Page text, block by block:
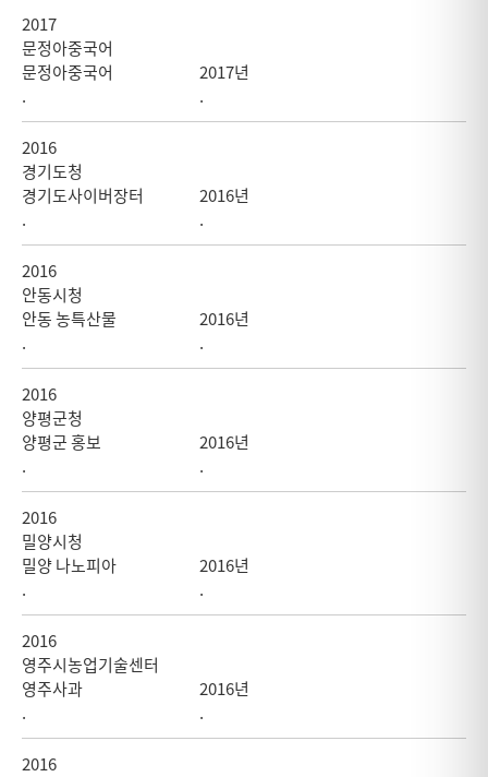
2017
문정아중국어
문정아중국어
2017년
.
.
2016
경기도청
경기도사이버장터
2016년
.
.
2016
안동시청
안동 농특산물
2016년
.
.
2016
양평군청
양평군 홍보
2016년
.
.
2016
밀양시청
밀양 나노피아
2016년
.
.
2016
영주시농업기술센터
영주사과
2016년
.
.
2016